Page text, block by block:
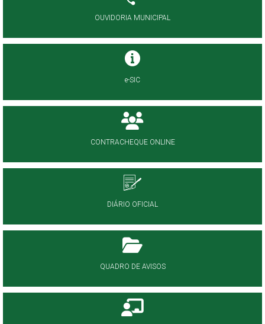
OUVIDORIA MUNICIPAL
e-SIC
CONTRACHEQUE ONLINE
DIÁRIO OFICIAL
QUADRO DE AVISOS